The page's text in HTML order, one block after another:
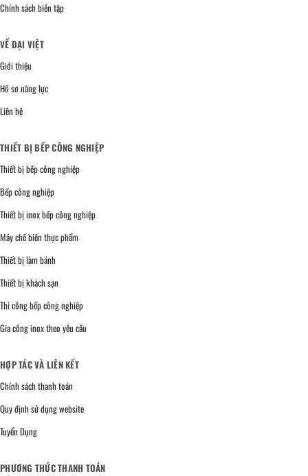
Chính sách biên tập
VỀ ĐẠI VIỆT
Giới thiệu
Hồ sơ năng lực
Liên hệ
THIẾT BỊ BẾP CÔNG NGHIỆP
Thiết bị bếp công nghiệp
Bếp công nghiệp
Thiết bị inox bếp công nghiệp
Máy chế biến thực phẩm
Thiết bị làm bánh
Thiết bị khách sạn
Thi công bếp công nghiệp
Gia công inox theo yêu cầu
HỢP TÁC VÀ LIÊN KẾT
Chính sách thanh toán
Quy định sử dụng website
Tuyển Dụng
PHƯƠNG THỨC THANH TOÁN